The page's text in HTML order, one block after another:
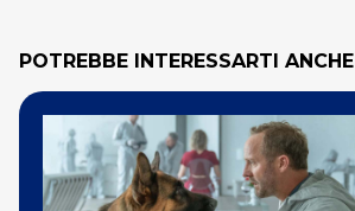
POTREBBE INTERESSARTI ANCHE